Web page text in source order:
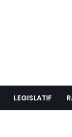
LEGISLATIF